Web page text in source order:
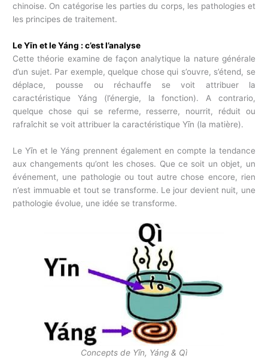
chinoise. On catégorise les parties du corps, les pathologies et
les principes de traitement.
Le Yīn et le Yáng : c’est l’analyse
Cette théorie examine de façon analytique la nature générale
d’un sujet. Par exemple, quelque chose qui s’ouvre, s’étend, se
déplace, pousse ou réchauffe se voit attribuer la
caractéristique Yáng (l’énergie, la fonction). A contrario,
quelque chose qui se referme, resserre, nourrit, réduit ou
rafraîchit se voit attribuer la caractéristique Yīn (la matière).
Le Yīn et le Yáng prennent également en compte la tendance
aux changements qu’ont les choses. Que ce soit un objet, un
événement, une pathologie ou tout autre chose encore, rien
n’est immuable et tout se transforme. Le jour devient nuit, une
pathologie évolue, une idée se transforme.
Concepts de Yīn, Yáng & Qì